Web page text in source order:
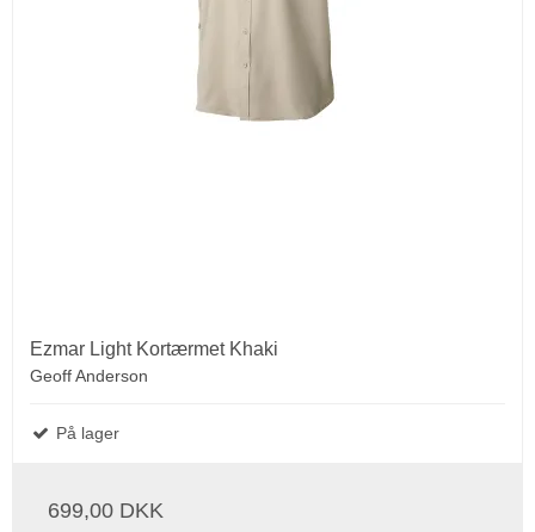
Ezmar Light Kortærmet Khaki
Geoff Anderson
På lager
699,00 DKK